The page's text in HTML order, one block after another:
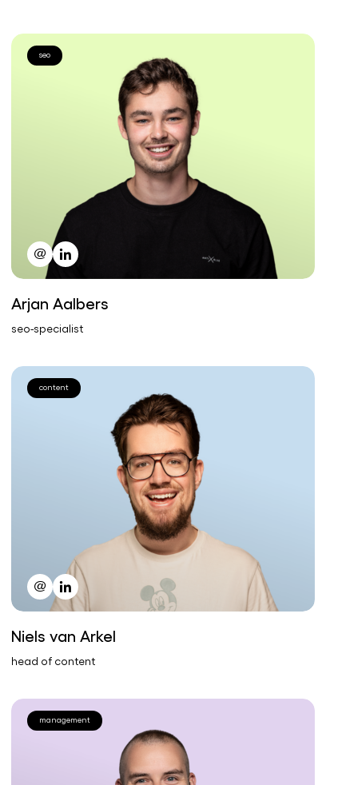
seo
Arjan Aalbers
seo-specialist
content
Niels van Arkel
head of content
management